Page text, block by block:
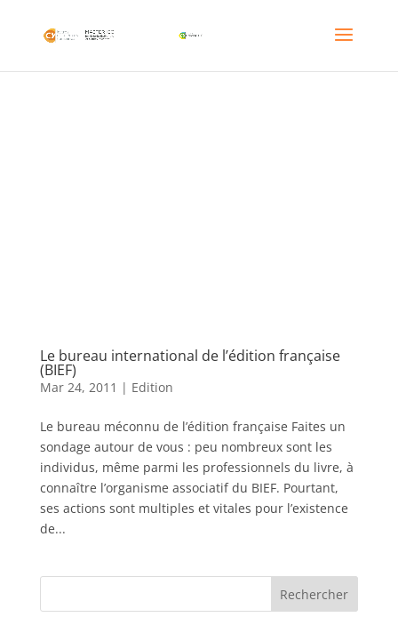
Le bureau international de l’édition française
(BIEF)
Mar 24, 2011 | Edition
Le bureau méconnu de l’édition française Faites un
sondage autour de vous : peu nombreux sont les
individus, même parmi les professionnels du livre, à
connaître l’organisme associatif du BIEF. Pourtant,
ses actions sont multiples et vitales pour l’existence
de...